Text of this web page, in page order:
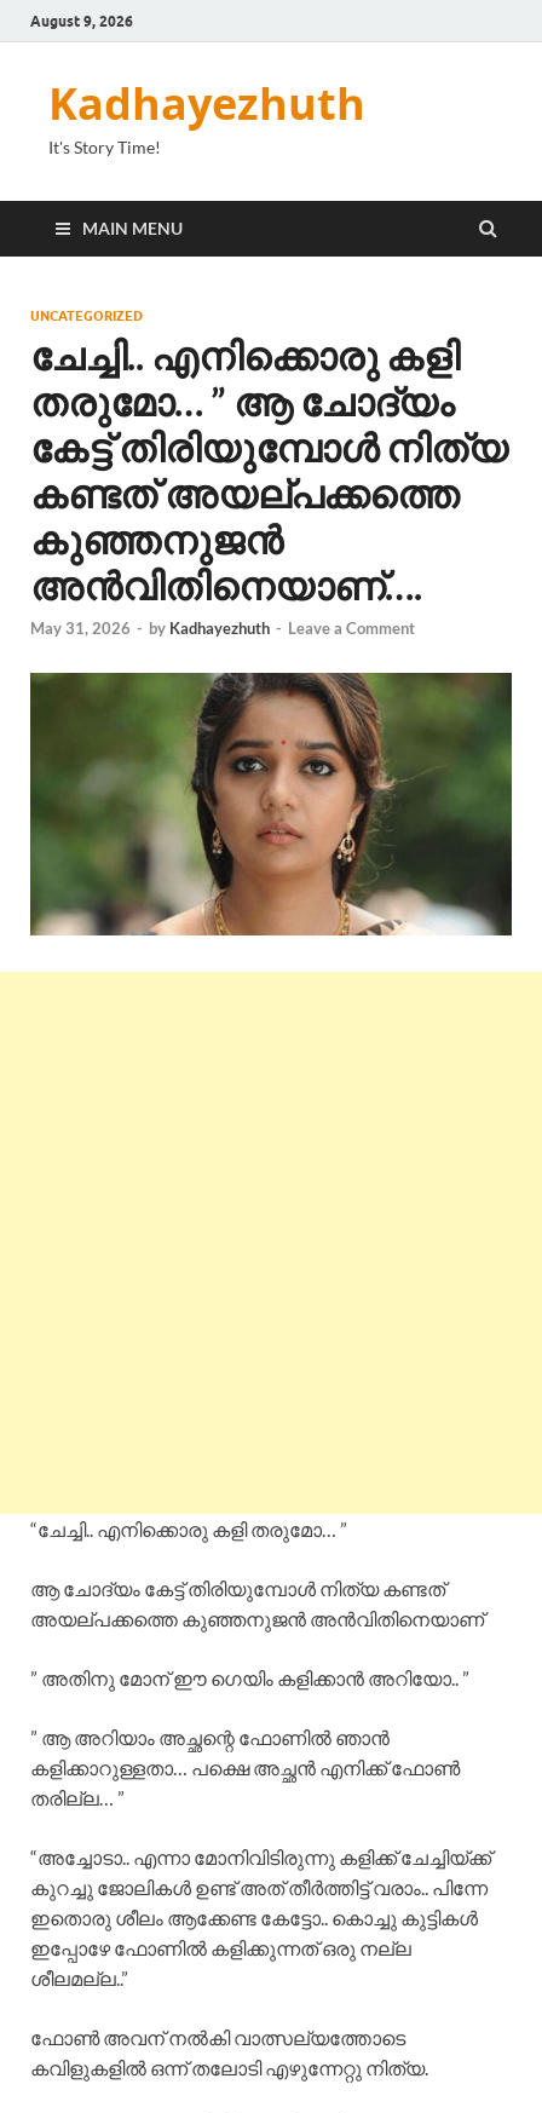
August 9, 2026
Kadhayezhuth
It's Story Time!
MAIN MENU
UNCATEGORIZED
ചേച്ചി.. എനിക്കൊരു കളി
തരുമോ… ” ആ ചോദ്യം
കേട്ട് തിരിയുമ്പോൾ നിത്യ
കണ്ടത് അയല്പക്കത്തെ
കുഞ്ഞനുജൻ
അൻവിതിനെയാണ്….
May 31, 2026 - by Kadhayezhuth - Leave a Comment
“ചേച്ചി.. എനിക്കൊരു കളി തരുമോ… ”
ആ ചോദ്യം കേട്ട് തിരിയുമ്പോൾ നിത്യ കണ്ടത്
അയല്പക്കത്തെ കുഞ്ഞനുജൻ അൻവിതിനെയാണ്
” അതിനു മോന് ഈ ഗെയിം കളിക്കാൻ അറിയോ.. ”
” ആ അറിയാം അച്ഛന്റെ ഫോണിൽ ഞാൻ
കളിക്കാറുള്ളതാ… പക്ഷെ അച്ഛൻ എനിക്ക് ഫോൺ
തരില്ല… ”
“അച്ചോടാ.. എന്നാ മോനിവിടിരുന്നു കളിക്ക് ചേച്ചിയ്ക്ക്
കുറച്ചു ജോലികൾ ഉണ്ട് അത് തീർത്തിട്ട് വരാം.. പിന്നേ
ഇതൊരു ശീലം ആക്കേണ്ട കേട്ടോ.. കൊച്ചു കുട്ടികൾ
ഇപ്പോഴേ ഫോണിൽ കളിക്കുന്നത് ഒരു നല്ല
ശീലമല്ല..”
ഫോൺ അവന് നൽകി വാത്സല്യത്തോടെ
കവിളുകളിൽ ഒന്ന് തലോടി എഴുന്നേറ്റു നിത്യ.